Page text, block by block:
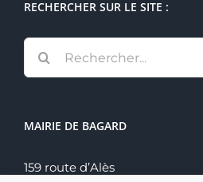
RECHERCHER SUR LE SITE :
MAIRIE DE BAGARD
159 route d’Alès